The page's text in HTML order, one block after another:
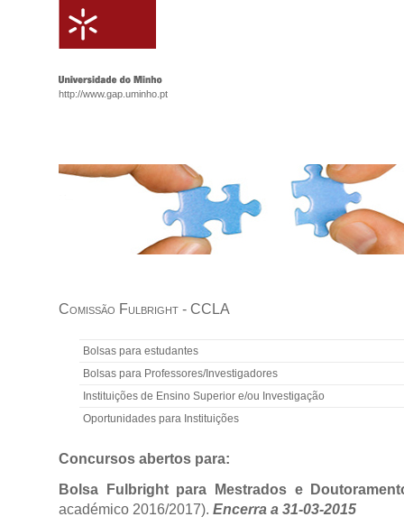
http://www.gap.uminho.pt
Comissão Fulbright - CCLA
Bolsas para estudantes
Bolsas para Professores/Investigadores
Instituições de Ensino Superior e/ou Investigação
Oportunidades para Instituições
Concursos abertos para:
Bolsa Fulbright para Mestrados e
académico 2016/2017). Encerra a 31-03-2015